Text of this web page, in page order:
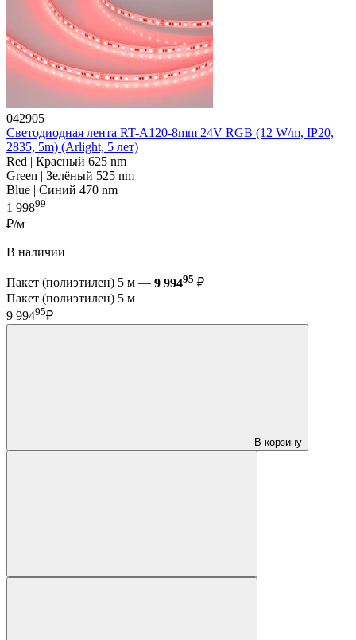
042905
Светодиодная лента RT-A120-8mm 24V RGB (12 W/m, IP20,
2835, 5m) (Arlight, 5 лет)
Red | Красный 625 nm
Green | Зелёный 525 nm
Blue | Синий 470 nm
1 99899
₽/м
В наличии
Пакет (полиэтилен) 5 м — 9 99495 ₽
Пакет (полиэтилен) 5 м
9 99495₽
В корзину